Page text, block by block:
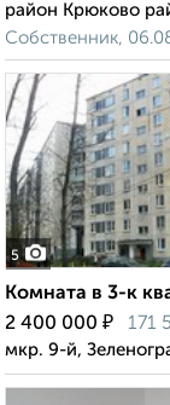
район Крюково
Собственник,
5
Комната в 3-к
2 400 000 ₽ 171
мкр. 9-й,